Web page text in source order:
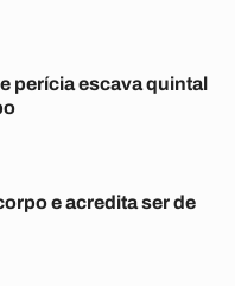
perícia escava quintal
e acredita ser de